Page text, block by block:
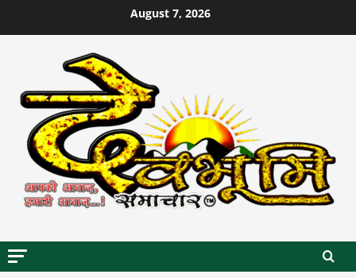
to
August 7, 2026